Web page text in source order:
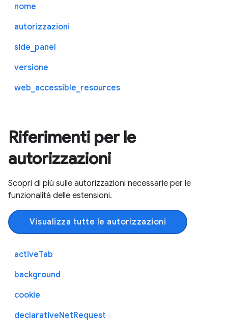
nome
autorizzazioni
side_panel
versione
web_accessible_resources
Riferimenti per le
autorizzazioni
Scopri di più sulle autorizzazioni necessarie per le
funzionalità delle estensioni.
Visualizza tutte le autorizzazioni
activeTab
background
cookie
declarativeNetRequest